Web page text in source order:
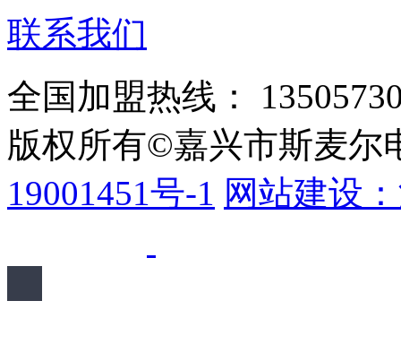
高山流水
联系我们
全国加盟热线：
版权所有©嘉兴市斯麦尔
19001451号-1 网站建设